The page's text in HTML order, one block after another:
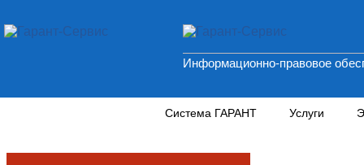
Информационно-правовое
Система ГАРАНТ Услуги